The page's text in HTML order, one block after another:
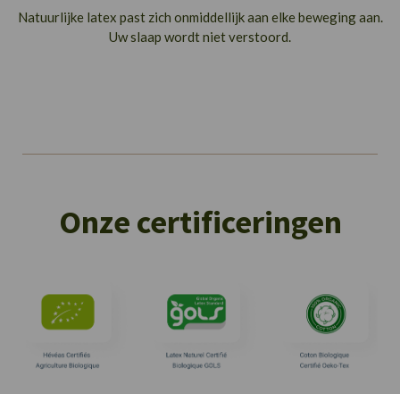
Natuurlijke latex past zich onmiddellijk aan elke beweging aan.
Uw slaap wordt niet verstoord.
Onze certificeringen